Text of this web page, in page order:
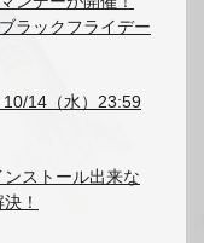
ラックフライデー
14（水）23:59
ストール出来な
！